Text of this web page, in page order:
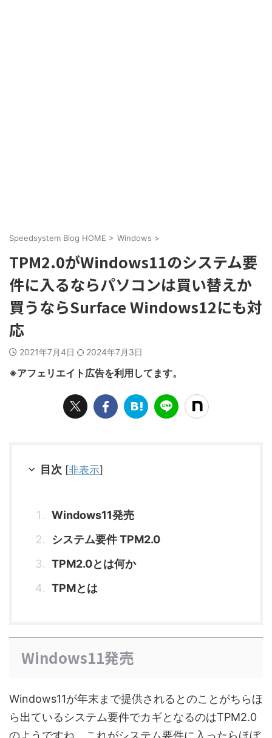
Speedsystem Blog HOME > Windows >
TPM2.0がWindows11のシステム要
件に入るならパソコンは買い替えか
買うならSurface Windows12にも対
応
2021年7月4日 2024年7月3日
※アフェリエイト広告を利用してます。
目次 [非表示]
Windows11発売
システム要件 TPM2.0
TPM2.0とは何か
TPMとは
Windows11発売
Windows11が年末まで提供されるとのことがちらほ
ら出ているシステム要件でカギとなるのはTPM2.0
のようですね。これがシステム要件に入ったらほぼ